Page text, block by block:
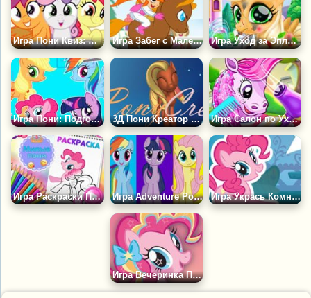
Игра Пони Квиз: Меткоискатели Игра Забег с Маленьким Пони Игра Уход за Эплджек
Игра Пони: Подготовка к Балу 3Д Пони Креатор от PonyLumen Игра Салон по Уходу за Пони
Игра Раскраски Пони Игра Adventure Ponies Игра Укрась Комнату Пони
Игра Вечеринка Пинки Пай